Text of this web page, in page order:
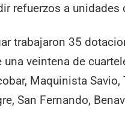
refuerzos a
trabajaron 35
una veintena de
Maquinista
San Fernando,